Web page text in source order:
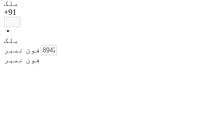
ملک
+91
ملک
فون نمبر
فون نمبر